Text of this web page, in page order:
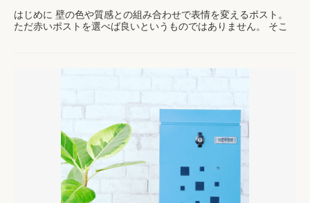
はじめに 壁の色や質感との組み合わせで表情を変えるポスト。
ただ赤いポストを選べば良いというものではありません。 そこ
もっと読む »